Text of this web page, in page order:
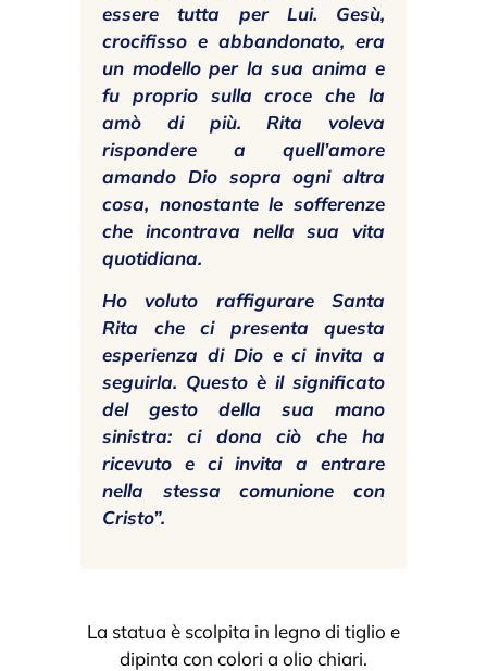
essere tutta per Lui. Gesù,
crocifisso e abbandonato, era
un modello per la sua anima e
fu proprio sulla croce che la
amò di più. Rita voleva
rispondere a quell’amore
amando Dio sopra ogni altra
cosa, nonostante le sofferenze
che incontrava nella sua vita
quotidiana.
Ho voluto raffigurare Santa
Rita che ci presenta questa
esperienza di Dio e ci invita a
seguirla. Questo è il significato
del gesto della sua mano
sinistra: ci dona ciò che ha
ricevuto e ci invita a entrare
nella stessa comunione con
Cristo”.
La statua è scolpita in legno di tiglio e
dipinta con colori a olio chiari.